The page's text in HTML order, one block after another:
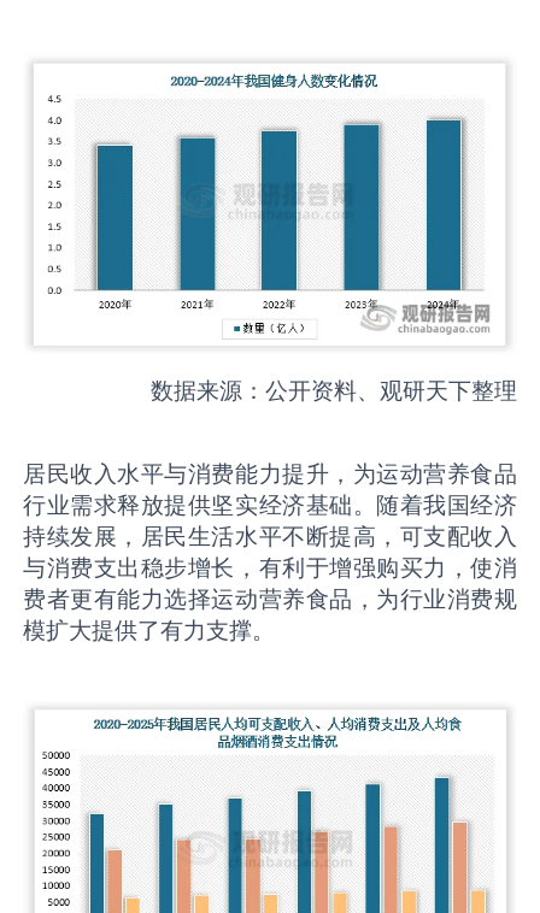
数据来源：公开资料、观研天下整理
居民收入水平与消费能力提升，为运动营养食品
行业需求释放提供坚实经济基础。随着我国经济
持续发展，居民生活水平不断提高，可支配收入
与消费支出稳步增长，有利于增强购买力，使消
费者更有能力选择运动营养食品，为行业消费规
模扩大提供了有力支撑。